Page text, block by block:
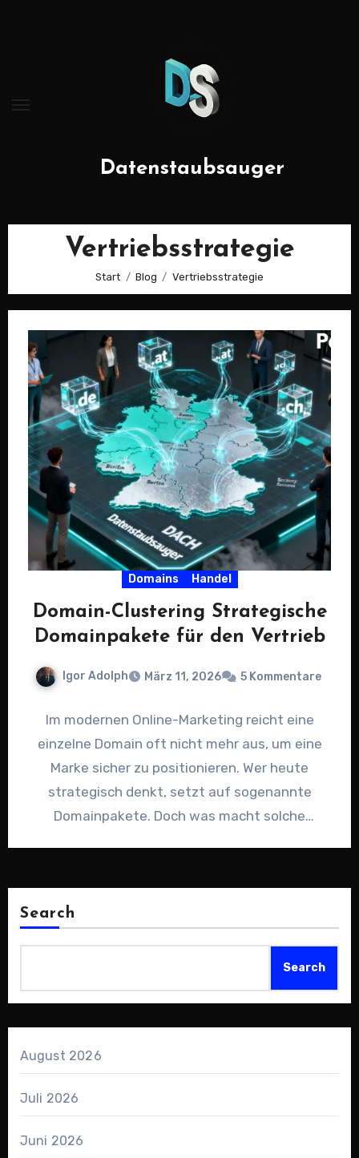
Datenstaubsauger
Vertriebsstrategie
Start Blog Vertriebsstrategie
Domains Handel
Domain-Clustering Strategische
Domainpakete für den Vertrieb
Igor Adolph März 11, 2026 5 Kommentare
Im modernen Online-Marketing reicht eine
einzelne Domain oft nicht mehr aus, um eine
Marke sicher zu positionieren. Wer heute
strategisch denkt, setzt auf sogenannte
Domainpakete. Doch was macht solche
Search
Search
August 2026
Juli 2026
Juni 2026